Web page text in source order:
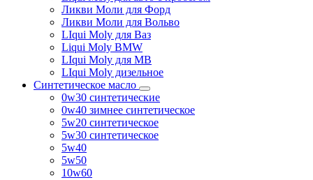
Ликви Моли для Форд
Ликви Моли для Вольво
LIqui Moly для Ваз
Liqui Moly BMW
LIqui Moly для MB
LIqui Moly дизельное
Синтетическое масло
0w30 синтетические
0w40 зимнее синтетическое
5w20 синтетическое
5w30 синтетическое
5w40
5w50
10w60